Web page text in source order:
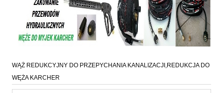
WĄŻ REDUKCYJNY DO PRZEPYCHANIA KANALIZACJI,REDUKCJA DO
WĘŻA KARCHER